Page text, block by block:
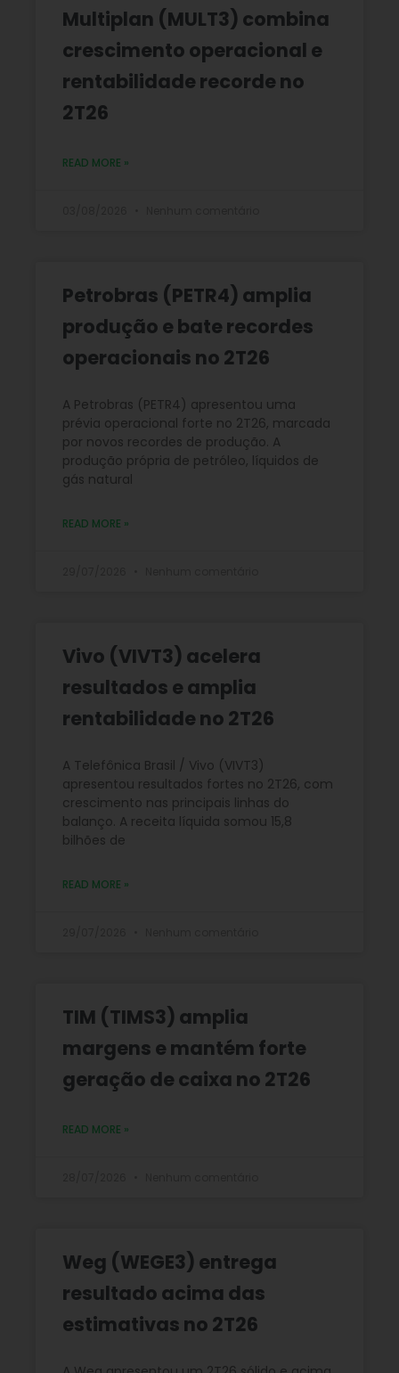
Multiplan (MULT3) combina
crescimento operacional e
rentabilidade recorde no
2T26
READ MORE »
Petrobras (PETR4) amplia
produção e bate recordes
operacionais no 2T26
A Petrobras (PETR4) apresentou uma
prévia operacional forte no 2T26, marcada
por novos recordes de produção. A
produção própria de petróleo, líquidos de
gás natural
READ MORE »
Vivo (VIVT3) acelera
resultados e amplia
rentabilidade no 2T26
A Telefônica Brasil / Vivo (VIVT3)
apresentou resultados fortes no 2T26, com
crescimento nas principais linhas do
balanço. A receita líquida somou 15,8
bilhões de
READ MORE »
TIM (TIMS3) amplia
margens e mantém forte
geração de caixa no 2T26
READ MORE »
Weg (WEGE3) entrega
resultado acima das
estimativas no 2T26